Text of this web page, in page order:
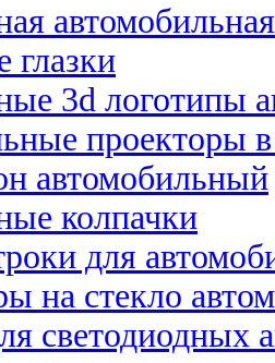
глазки
3d логотипы
проекторы
автомобильный
колпачки
для
на стекло
светодиодных